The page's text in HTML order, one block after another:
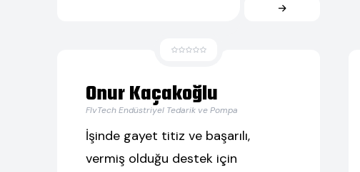
Onur Kaçakoğlu
FlvTech Endüstriyel Tedarik ve Pompa
İşinde gayet titiz ve başarılı,
vermiş olduğu destek için